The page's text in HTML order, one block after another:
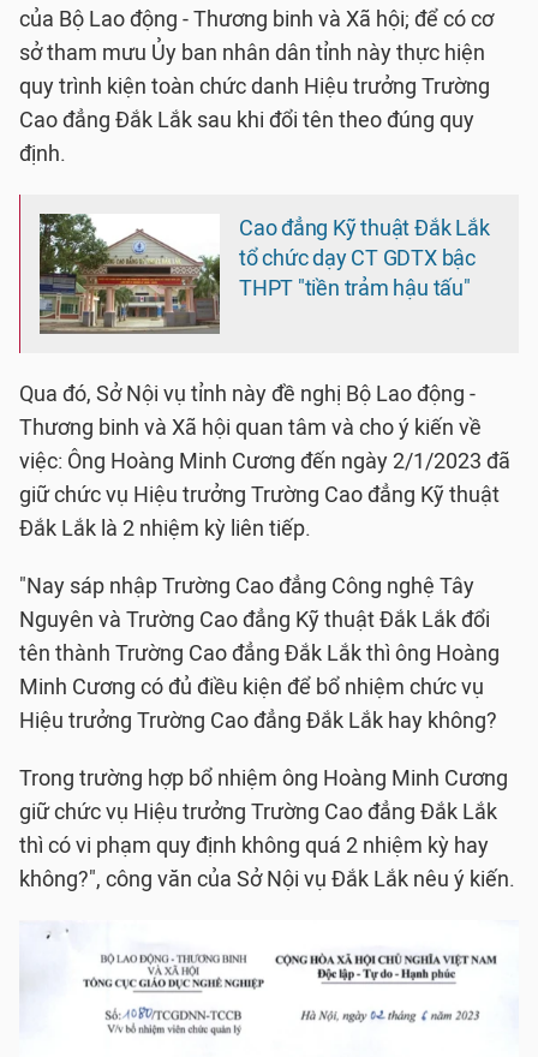
của Bộ Lao động - Thương binh và Xã hội; để có cơ
sở tham mưu Ủy ban nhân dân tỉnh này thực hiện
quy trình kiện toàn chức danh Hiệu trưởng Trường
Cao đẳng Đắk Lắk sau khi đổi tên theo đúng quy
định.
Cao đẳng Kỹ thuật Đắk Lắk
tổ chức dạy CT GDTX bậc
THPT "tiền trảm hậu tấu"
Qua đó, Sở Nội vụ tỉnh này đề nghị Bộ Lao động -
Thương binh và Xã hội quan tâm và cho ý kiến về
việc: Ông Hoàng Minh Cương đến ngày 2/1/2023 đã
giữ chức vụ Hiệu trưởng Trường Cao đẳng Kỹ thuật
Đắk Lắk là 2 nhiệm kỳ liên tiếp.
"Nay sáp nhập Trường Cao đẳng Công nghệ Tây
Nguyên và Trường Cao đẳng Kỹ thuật Đắk Lắk đổi
tên thành Trường Cao đẳng Đắk Lắk thì ông Hoàng
Minh Cương có đủ điều kiện để bổ nhiệm chức vụ
Hiệu trưởng Trường Cao đẳng Đắk Lắk hay không?
Trong trường hợp bổ nhiệm ông Hoàng Minh Cương
giữ chức vụ Hiệu trưởng Trường Cao đẳng Đắk Lắk
thì có vi phạm quy định không quá 2 nhiệm kỳ hay
không?", công văn của Sở Nội vụ Đắk Lắk nêu ý kiến.